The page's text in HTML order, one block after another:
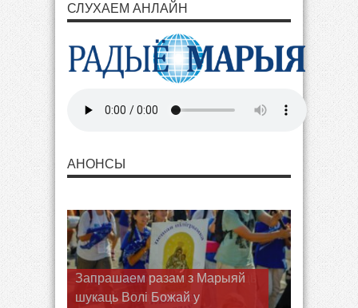
СЛУХАЕМ АНЛАЙН
АНОНСЫ
Запрашаем разам з Марыяй
шукаць Волі Божай у